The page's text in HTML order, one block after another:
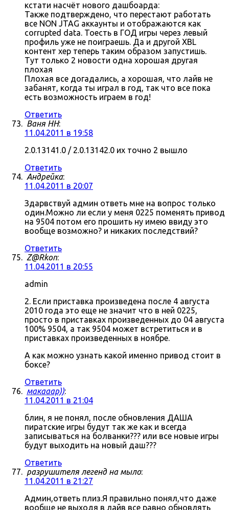
кстати насчёт нового дашбоарда:
Также подтверждено, что перестают работать
все NON JTAG аккаунты и отображаются как
corrupted data. Тоесть в ГОД игры через левый
профиль уже не поиграешь. Да и другой XBL
контент хер теперь таким образом запустишь.
Тут только 2 новости одна хорошая другая
плохая
Плохая все догадались, а хорошая, что лайв не
забанят, когда ты играл в год, так что все пока
есть возможность играем в год!
Ответить
Ваня НН:
11.04.2011 в 19:58
2.0.13141.0 / 2.0.13142.0 их точно 2 вышло
Ответить
Андрейка:
11.04.2011 в 20:07
Здарвствуй админ ответь мне на вопрос только
один.Можно ли если у меня 0225 поменять привод
на 9504 потом его прошить ну имею ввиду это
вообще возможно? и никаких последствий?
Ответить
Z@Rkon:
11.04.2011 в 20:55
admin
2. Если приставка произведена после 4 августа
2010 года это еще не значит что в ней 0225,
просто в приставках произведенных до 04 августа
100% 9504, а так 9504 может встретиться и в
приставках произведенных в ноябре.
А как можно узнать какой именно привод стоит в
боксе?
Ответить
макааар)):
11.04.2011 в 21:04
блин, я не понял, после обновления ДАША
пиратские игры будут так же как и всегда
записываться на болванки??? или все новые игры
будут выходить на новый даш???
Ответить
разрушителя легенд на мыло:
11.04.2011 в 21:27
Админ,ответь плиз.Я правильно понял,что даже
вообще не выходя в лайв все равно обновлять